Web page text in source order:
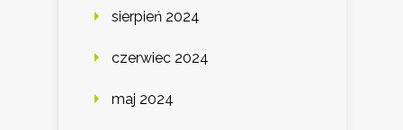
sierpień 2024
czerwiec 2024
maj 2024